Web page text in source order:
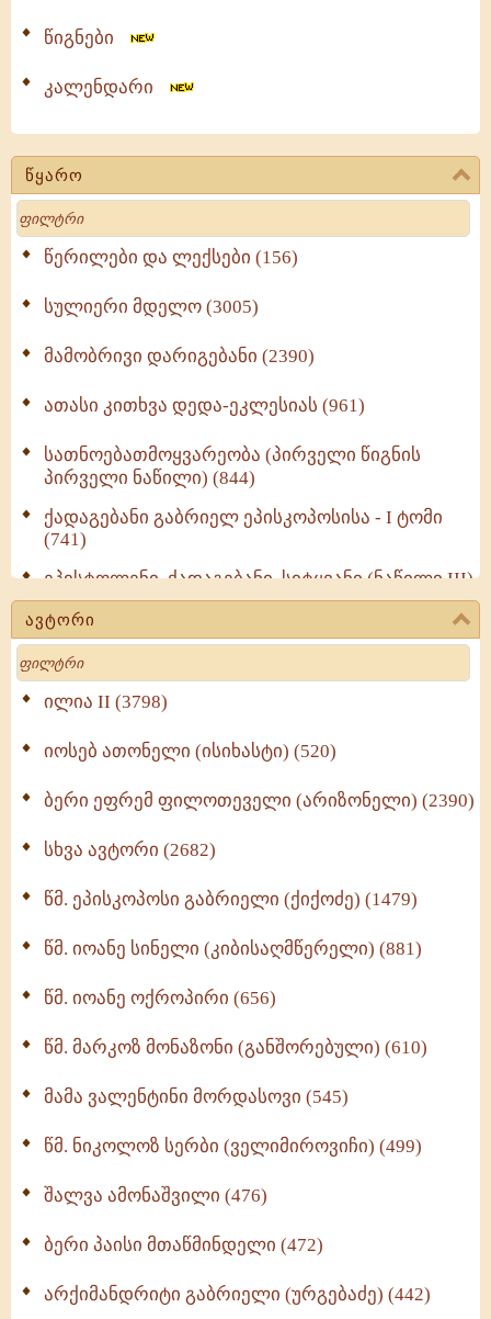
წიგნები
კალენდარი
წყარო
Search
წერილები და ლექსები (156)
სულიერი მდელო (3005)
მამობრივი დარიგებანი (2390)
ათასი კითხვა დედა-ეკლესიას (961)
სათნოებათმოყვარეობა (პირველი წიგნის
პირველი ნაწილი) (844)
ქადაგებანი გაბრიელ ეპისკოპოსისა - I ტომი
(741)
ეპისტოლენი, ქადაგებანი, სიტყვანი (ნაწილი III)
(723)
მოძღვრის ძალზე სასარგებლო რჩევები
მრევლისათვის (545)
Wisdomge (514)
ქადაგებანი გაბრიელ ეპისკოპოსისა - II ტომი
სულიერი ცხოვრების სახელმძღვანელო -
ნაწილი II (369)
ავტორი
Search
ილია II (3798)
იოსებ ათონელი (ისიხასტი) (520)
ბერი ეფრემ ფილოთეველი (არიზონელი) (2390)
სხვა ავტორი (2682)
წმ. ეპისკოპოსი გაბრიელი (ქიქოძე) (1479)
წმ. იოანე სინელი (კიბისაღმწერელი) (881)
წმ. იოანე ოქროპირი (656)
წმ. მარკოზ მონაზონი (განშორებული) (610)
მამა ვალენტინი მორდასოვი (545)
წმ. ნიკოლოზ სერბი (ველიმიროვიჩი) (499)
შალვა ამონაშვილი (476)
ბერი პაისი მთაწმინდელი (472)
არქიმანდრიტი გაბრიელი (ურგებაძე) (442)